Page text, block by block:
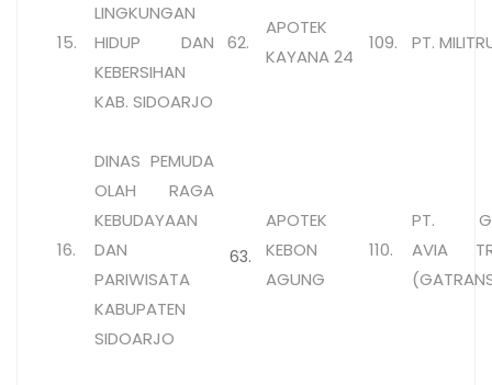
15.
LINGKUNGAN
HIDUP DAN
KEBERSIHAN
KAB. SIDOARJO
62.
APOTEK
KAYANA 24
109. PT.
16.
DINAS PEMUDA
OLAH RAGA
KEBUDAYAAN
DAN
PARIWISATA
KABUPATEN
SIDOARJO
63.
APOTEK
KEBON
AGUNG
110.
PT.
AVIA